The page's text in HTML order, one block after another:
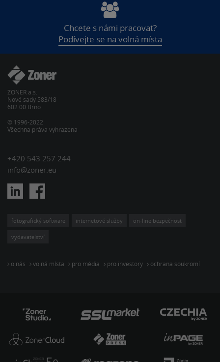
Chcete s námi pracovat?
Podívejte se na volná místa
ZONER a.s.
Nové sady 583/18
602 00 Brno
© 1996-2022
Všechna práva vyhrazena
+420 543 257 244
info@zoner.eu
fotografický software internetové služby on-line bezpečnost
vydavatelství
o nás volná místa pro média pro investory ochrana soukromí